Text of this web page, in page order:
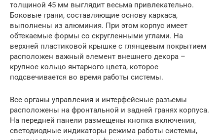
толщиной 45 мм выглядит весьма привлекательно.
Боковые грани, составляющие основу каркаса,
выполнены из алюминия. При этом корпус имеет
обтекаемые формы со скругленными углами. На
верхней пластиковой крышке с глянцевым покрытием
расположен важный элемент внешнего декора –
крупное кольцо янтарного цвета, которое
подсвечивается во время работы системы.
Все органы управления и интерфейсные разъемы
расположены на фронтальной и задней гранях корпуса.
На передней панели размещены кнопка включения,
светодиодные индикаторы режима работы системы,